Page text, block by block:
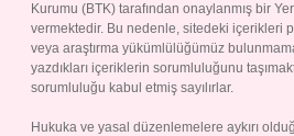
Kurumu (BTK) tarafından onaylanmış bir
vermektedir. Bu nedenle, sitedeki içerikleri
veya araştırma yükümlülüğümüz
yazdıkları içeriklerin sorumluluğunu
sorumluluğu kabul etmiş sayılırlar.
Hukuka ve yasal düzenlemelere aykırı